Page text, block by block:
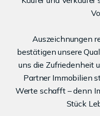
Auszeichnungen
bestätigen unsere
uns die Zufriedenheit
Partner Immobilien
Werte schafft – denn
Stück